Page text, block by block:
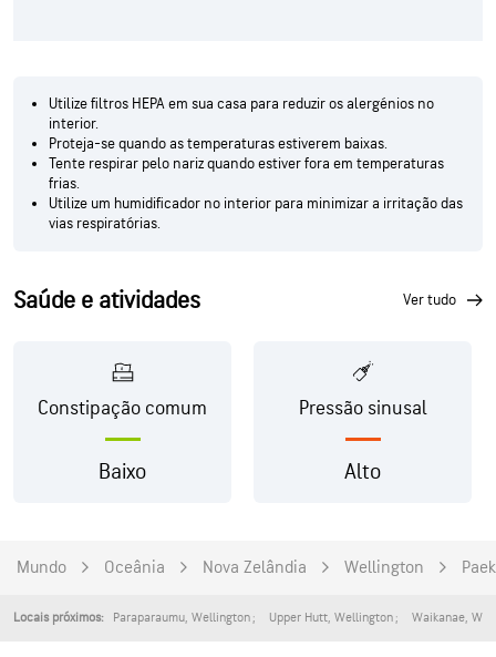
Utilize filtros HEPA em sua casa para reduzir os alergénios no
interior.
Proteja-se quando as temperaturas estiverem baixas.
Tente respirar pelo nariz quando estiver fora em temperaturas
frias.
Utilize um humidificador no interior para minimizar a irritação das
vias respiratórias.
Saúde e atividades ver tudo
Constipação comum
Baixo
Pressão sinusal
Alto
Mundo Oceânia Nova Zelândia Wellington
Locais próximos: Paraparaumu, Wellington Upper Hutt, Wellington Waikanae,